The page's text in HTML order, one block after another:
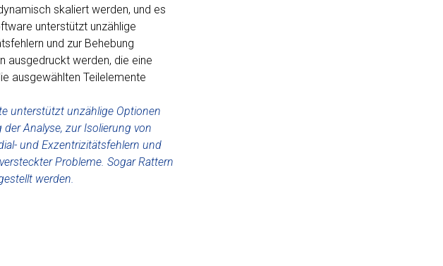
skaliert werden, und es
unterstützt unzählige
und zur Behebung
ausgedruckt werden, die eine
ausgewählten Teilelemente
unterstützt unzählige Optionen
Analyse, zur Isolierung von
und Exzentrizitätsfehlern und
Probleme. Sogar Rattern
werden.